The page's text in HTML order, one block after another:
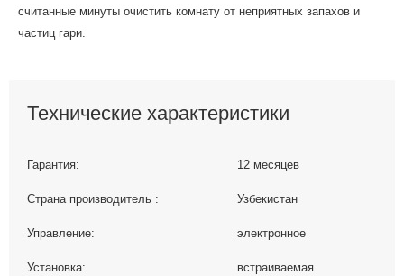
считанные минуты очистить комнату от неприятных запахов и
частиц гари.
Технические характеристики
Гарантия: 12 месяцев
Страна производитель : Узбекистан
Управление: электронное
Установка: встраиваемая